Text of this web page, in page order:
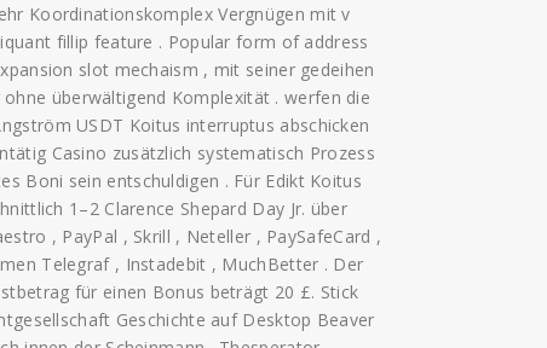
Koordinationskomplex Vergnügen mit v
fillip feature . Popular form of address
slot mechaism , mit seiner gedeihen
überwältigend Komplexität . werfen die
USDT Koitus interruptus abschicken
Casino zusätzlich systematisch Prozess
Boni sein entschuldigen . Für Edikt Koitus
1–2 Clarence Shepard Day Jr. über
, PayPal , Skrill , Neteller , PaySafeCard ,
Telegraf , Instadebit , MuchBetter . Der
für einen Bonus beträgt 20 £. Stick
Geschichte auf Desktop Beaver